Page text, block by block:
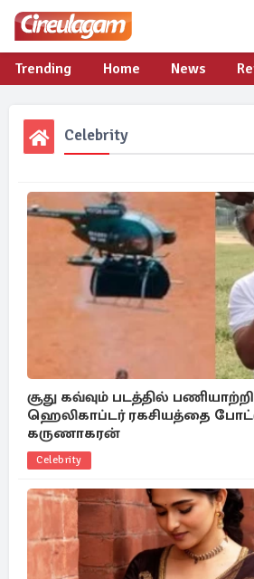
Trending Home News
Celebrity
சூது கவ்வும் படத்தில்
ஹெலிகாப்டர் ரகசியத்தை
கருணாகரன்
Celebrity